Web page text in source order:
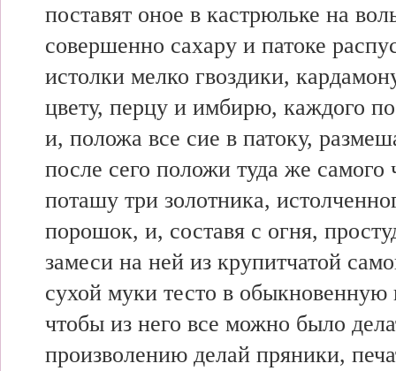
поставят оное в кастрюльке на
совершенно сахару и патоке
истолки мелко гвоздики,
цвету, перцу и имбирю, каждого
и, положа все сие в патоку,
после сего положи туда же самого
поташу три золотника,
порошок, и, составя с огня,
замеси на ней из крупитчатой
сухой муки тесто в обыкновенную
чтобы из него все можно было
произволению делай пряники,